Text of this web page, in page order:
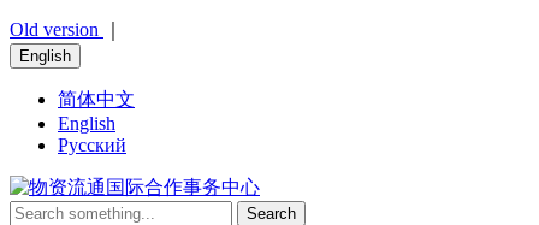
Old version
English
简体中文
English
Русский
Search